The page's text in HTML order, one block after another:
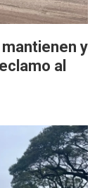
y
al